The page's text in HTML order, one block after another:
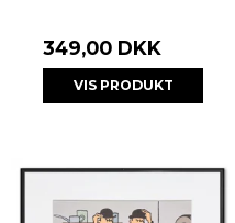
349,00 DKK
VIS PRODUKT